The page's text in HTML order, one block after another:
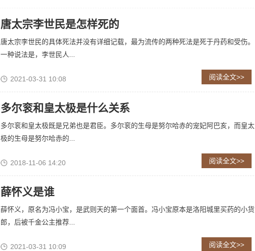
唐太宗李世民是怎样死的
唐太宗李世民的具体死法并没有详细记载，最为流传的两种死法是死于丹药和受伤。
一种说法是，李世民人...
2021-03-31 10:08 阅读全文>>
多尔衮和皇太极是什么关系
多尔衮和皇太极既是兄弟也是君臣。多尔衮的生母是努尔哈赤的宠妃阿巴亥，而皇太
极的生母是努尔哈赤的...
2018-11-06 14:20 阅读全文>>
薛怀义是谁
薛怀义，原名为冯小宝，是武则天的第一个面首。冯小宝原本是洛阳城里买药的小货
郎，后被千金公主推荐...
2021-03-31 10:09 阅读全文>>